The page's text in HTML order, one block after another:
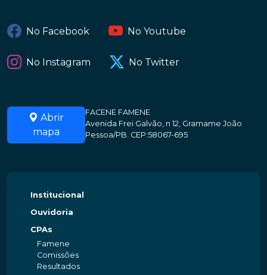
No Facebook No Youtube
No Instagram No Twitter
Abrir
mapa
FACENE FAMENE
Avenida Frei Galvão, n 12, Gramame João
Pessoa/PB. CEP:58067-695
Institucional
Ouvidoria
CPAs
Famene
Comissões
Resultados